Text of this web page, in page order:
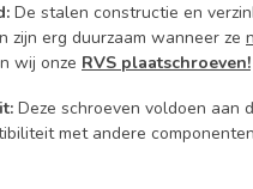
De stalen constructie en
zijn erg duurzaam wanneer ze
wij onze RVS plaatschroeven!
Deze schroeven voldoen aan
met andere